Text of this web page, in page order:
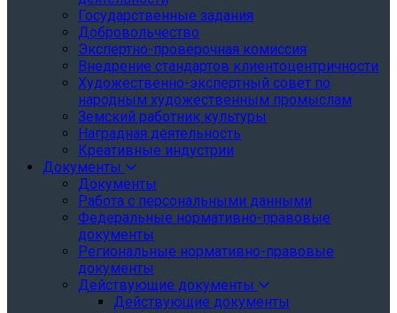
Государственные задания
Добровольчество
Экспертно-проверочная комиссия
Внедрение стандартов клиентоцентричности
Художественно-экспертный совет по
народным художественным промыслам
Земский работник культуры
Наградная деятельность
Креативные индустрии
Документы
Документы
Работа с персональными данными
Федеральные нормативно-правовые
документы
Региональные нормативно-правовые
документы
Действующие документы
Действующие документы